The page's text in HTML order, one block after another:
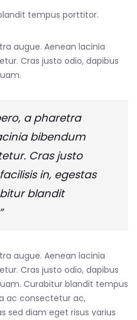
tempus porttitor.
augue. Aenean lacinia
Cras justo odio, dapibus
a pharetra
bibendum
Cras justo
in, egestas
blandit
augue. Aenean lacinia
Cras justo odio, dapibus
Curabitur blandit tempus
ac consectetur ac,
sed diam eget risus varius